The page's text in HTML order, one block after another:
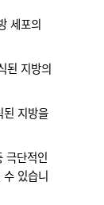
세포의
된 지방의
된 지방을
극단적인
있습니